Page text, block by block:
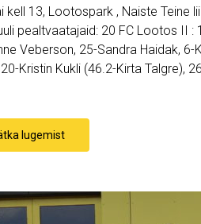
kell 13, Lootospark , Naiste Teine
pealtvaatajaid: 20 FC Lootos II :
Veberson, 25-Sandra Haidak,
Kristin Kukli (46.2-Kirta Talgre),
lugemist